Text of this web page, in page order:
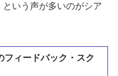
いう声が多いのがシア
フィードバック・スク